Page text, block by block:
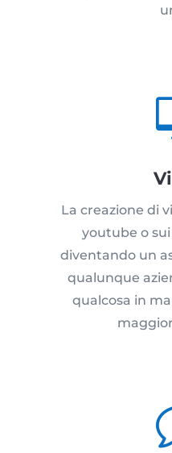
La creazione di
youtube o
diventando un
qualunque
qualcosa in